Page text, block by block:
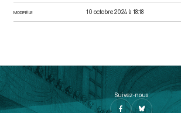
MODIFIÉ LE 10 octobre 2024 à 18:18
Suivez-nous